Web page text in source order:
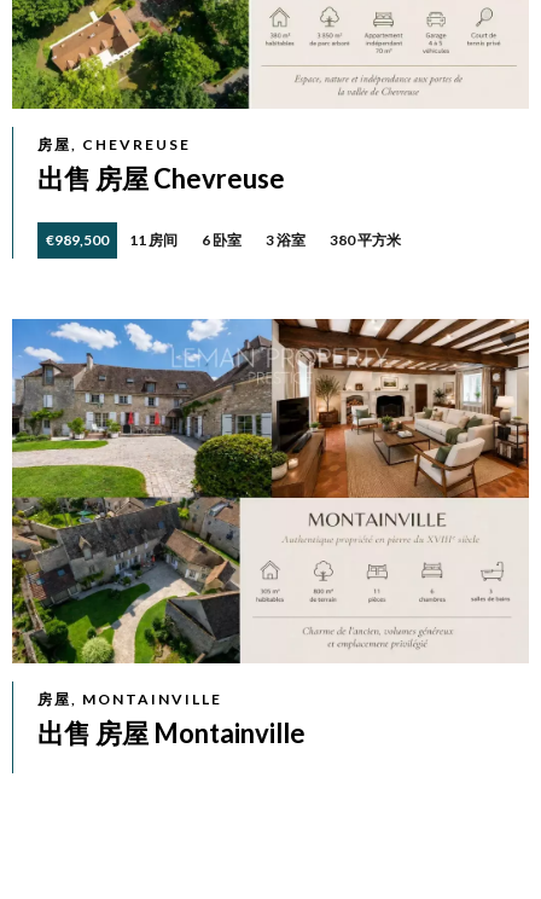
房屋, CHEVREUSE
出售 房屋 Chevreuse
€989,500 11 房间 6 卧室 3 浴室 380 平方米
房屋, MONTAINVILLE
出售 房屋 Montainville